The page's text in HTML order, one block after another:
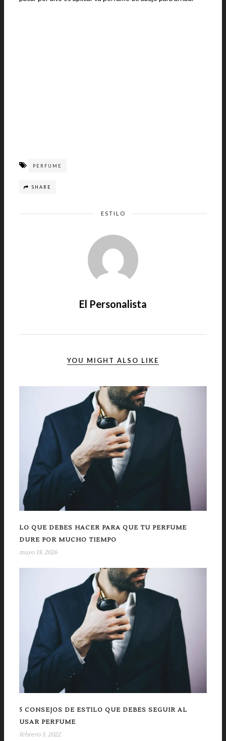
PERFUME
SHARE
ESTILO
El Personalista
YOU MIGHT ALSO LIKE
LO QUE DEBES HACER PARA QUE TU PERFUME
DURE POR MUCHO TIEMPO
mayo 18, 2026
5 CONSEJOS DE ESTILO QUE DEBES SEGUIR AL
USAR PERFUME
febrero 3, 2022